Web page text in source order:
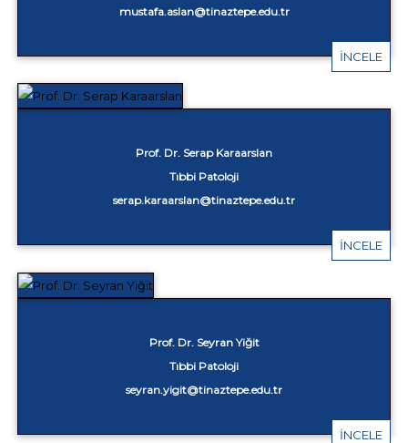
mustafa.aslan@tinaztepe.edu.tr
İNCELE
Prof. Dr. Serap Karaarslan
Tıbbi Patoloji
serap.karaarslan@tinaztepe.edu.tr
İNCELE
Prof. Dr. Seyran Yiğit
Tıbbi Patoloji
seyran.yigit@tinaztepe.edu.tr
İNCELE